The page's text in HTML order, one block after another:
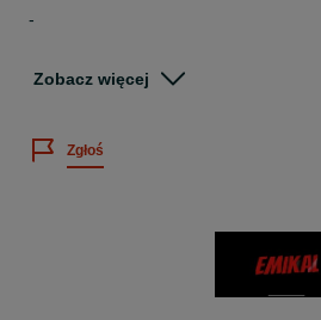
-
DANE TECHNICZNE
PRODUCENT : Michelin
MODEL : Primacy 3
NOŚNOŚĆ : 98
UWAGI : Letnie !
Zobacz więcej
Zgłoś